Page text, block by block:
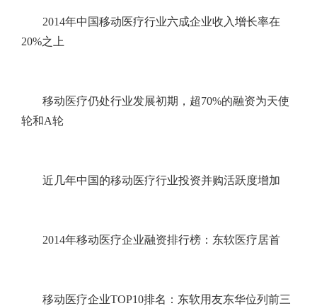
2014年中国移动医疗行业六成企业收入增长率在
20%之上
移动医疗仍处行业发展初期，超70%的融资为天使
轮和A轮
近几年中国的移动医疗行业投资并购活跃度增加
2014年移动医疗企业融资排行榜：东软医疗居首
移动医疗企业TOP10排名：东软用友东华位列前三